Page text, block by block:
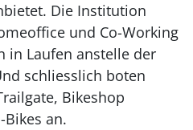
Die Institution
und Co-Working
in Laufen anstelle der
schliesslich boten
Bikeshop
an.